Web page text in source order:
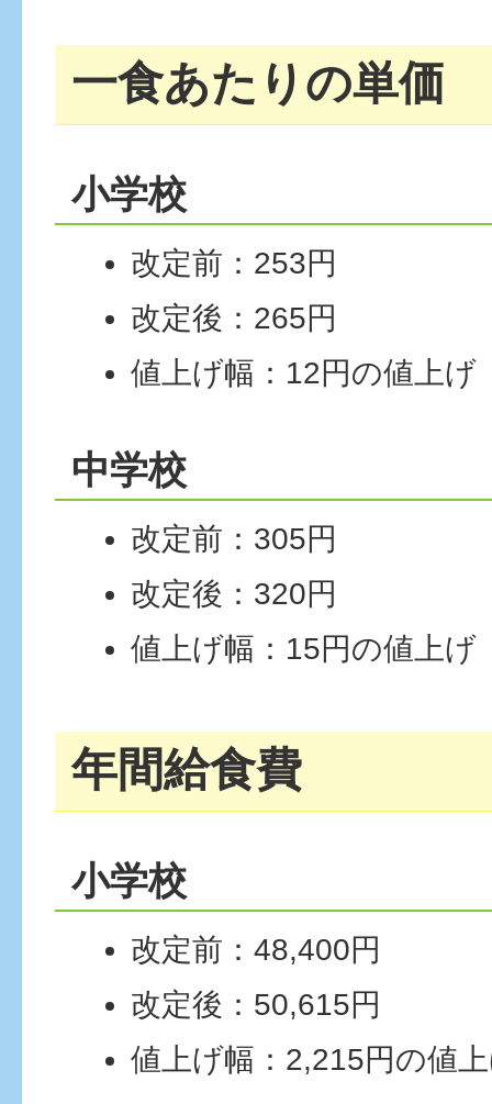
一食あたりの単価
小学校
改定前：253円
改定後：265円
値上げ幅：12円の値上げ
中学校
改定前：305円
改定後：320円
値上げ幅：15円の値上げ
年間給食費
小学校
改定前：48,400円
改定後：50,615円
値上げ幅：2,215円の値